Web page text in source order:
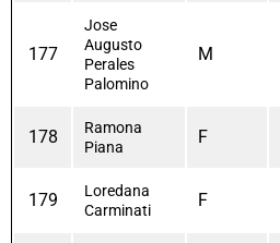
177
Jose
Augusto
Perales
Palomino
M
178
Ramona
Piana
F
179
Loredana
Carminati
F